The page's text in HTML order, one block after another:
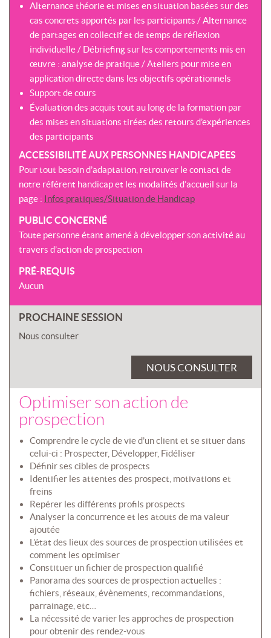
Alternance théorie et mises en situation basées sur des
cas concrets apportés par les participants / Alternance
de partages en collectif et de temps de réflexion
individuelle / Débriefing sur les comportements mis en
œuvre : analyse de pratique / Ateliers pour mise en
application directe dans les objectifs opérationnels
Support de cours
Évaluation des acquis tout au long de la formation par
des mises en situations tirées des retours d’expériences
des participants
ACCESSIBILITÉ AUX PERSONNES HANDICAPÉES
Pour tout besoin d’adaptation, retrouver le contact de
notre référent handicap et les modalités d’accueil sur la
page : Infos pratiques/Situation de Handicap
PUBLIC CONCERNÉ
Toute personne étant amené à développer son activité au
travers d’action de prospection
PRÉ-REQUIS
Aucun
PROCHAINE SESSION
Nous consulter
NOUS CONSULTER
Optimiser son action de
prospection
Comprendre le cycle de vie d’un client et se situer dans
celui-ci : Prospecter, Développer, Fidéliser
Définir ses cibles de prospects
Identifier les attentes des prospect, motivations et
freins
Repérer les différents profils prospects
Analyser la concurrence et les atouts de ma valeur
ajoutée
L’état des lieux des sources de prospection utilisées et
comment les optimiser
Constituer un fichier de prospection qualifié
Panorama des sources de prospection actuelles :
fichiers, réseaux, évènements, recommandations,
parrainage, etc…
La nécessité de varier les approches de prospection
pour obtenir des rendez-vous